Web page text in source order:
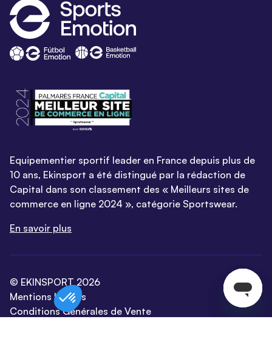
Equipementier sportif leader en France depuis plus de
10 ans, Ekinsport a été distingué par la rédaction de
Capital dans son classement des « Meilleurs sites de
commerce en ligne 2024 », catégorie Sportswear.
En savoir plus
© EKINSPORT 2026
Mentions légales
Conditions Générales de Vente